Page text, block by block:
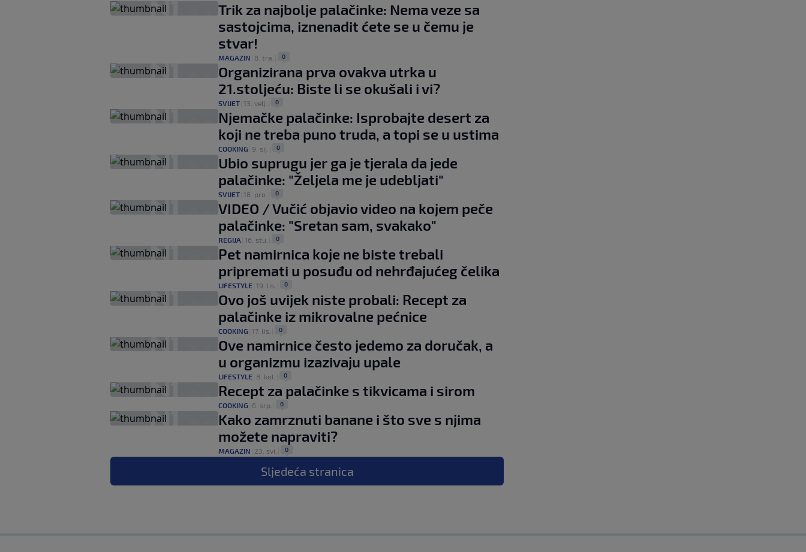
Trik za najbolje palačinke: Nema veze sa
sastojcima, iznenadit ćete se u čemu je
stvar!
MAGAZIN 8. tra. 0
Organizirana prva ovakva utrka u
21.stoljeću: Biste li se okušali i vi?
SVIJET 13. velj. 0
Njemačke palačinke: Isprobajte desert za
koji ne treba puno truda, a topi se u ustima
COOKING 9. sij. 0
Ubio suprugu jer ga je tjerala da jede
palačinke: "Željela me je udebljati"
SVIJET 18. pro. 0
VIDEO / Vučić objavio video na kojem peče
palačinke: "Sretan sam, svakako"
REGIJA 16. stu. 0
Pet namirnica koje ne biste trebali
pripremati u posuđu od nehrđajućeg čelika
LIFESTYLE 19. lis. 0
Ovo još uvijek niste probali: Recept za
palačinke iz mikrovalne pećnice
COOKING 17. lis. 0
Ove namirnice često jedemo za doručak, a
u organizmu izazivaju upale
LIFESTYLE 8. kol. 0
Recept za palačinke s tikvicama i sirom
COOKING 6. srp. 0
Kako zamrznuti banane i što sve s njima
možete napraviti?
MAGAZIN 23. svi. 0
Sljedeća stranica